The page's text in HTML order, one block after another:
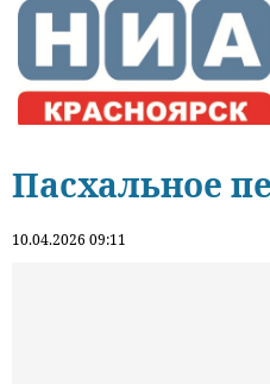
Пасхальное
10.04.2026 09:11